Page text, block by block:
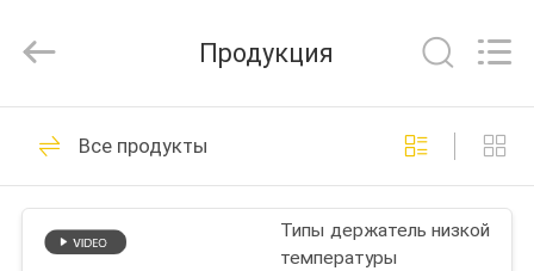
ДОМ
ПРОДУКТЫ
Ltd..
Reserved.
холодильного
агрегата
118
Продукция
Все продукты
Типы держатель низкой
температуры